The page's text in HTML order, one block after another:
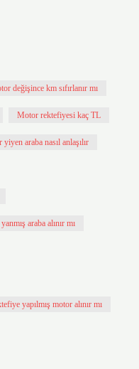
değişince km sıfırlanır mı
Motor rektefiyesi kaç TL
araba nasıl anlaşılır
araba alınır mı
yapılmış motor alınır mı